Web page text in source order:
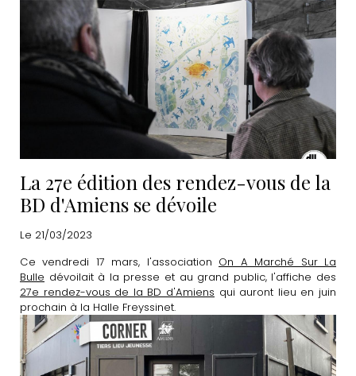
La 27e édition des rendez-vous de la
BD d'Amiens se dévoile
Le 21/03/2023
Ce vendredi 17 mars, l'association On A Marché Sur La
Bulle dévoilait à la presse et au grand public, l'affiche des
27e rendez-vous de la BD d'Amiens qui auront lieu en juin
prochain à la Halle Freyssinet.